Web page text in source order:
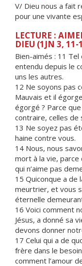
V/ Dieu nous a fait
pour une vivante
LECTURE :
DIEU (1JN 3, 11-
Bien-aimés : 11 Tel
entendu depuis le
uns les autres.
12 Ne soyons pas
Mauvais et il
égorgé ? Parce
contraire, celles
13 Ne soyez pas
haine contre vous.
14 Nous, nous
mort à la vie, parce
qui n’aime pas
15 Quiconque a de
meurtrier, et vous
éternelle
16 Voici comment
Jésus, a donné sa
devons donner
17 Celui qui a de
frère dans le
comment l’amour